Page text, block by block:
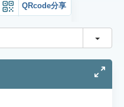
QRcode分享
切換